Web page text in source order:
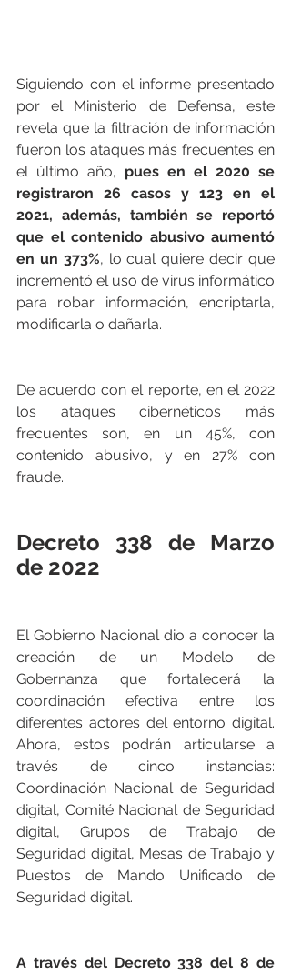
Siguiendo con el informe presentado
por el Ministerio de Defensa, este
revela que la filtración de información
fueron los ataques más frecuentes en
el último año, pues en el 2020 se
registraron 26 casos y 123 en el
2021, además, también se reportó
que el contenido abusivo aumentó
en un 373%, lo cual quiere decir que
incrementó el uso de virus informático
para robar información, encriptarla,
modificarla o dañarla.
De acuerdo con el reporte, en el 2022
los ataques cibernéticos más
frecuentes son, en un 45%, con
contenido abusivo, y en 27% con
fraude.
Decreto 338 de Marzo
de 2022
El Gobierno Nacional dio a conocer la
creación de un Modelo de
Gobernanza que fortalecerá la
coordinación efectiva entre los
diferentes actores del entorno digital.
Ahora, estos podrán articularse a
través de cinco instancias:
Coordinación Nacional de Seguridad
digital, Comité Nacional de Seguridad
digital, Grupos de Trabajo de
Seguridad digital, Mesas de Trabajo y
Puestos de Mando Unificado de
Seguridad digital.
A través del Decreto 338 del 8 de